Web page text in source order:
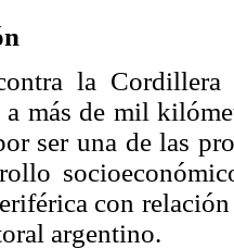
la
más de mil
ser una de las
con
argentino.